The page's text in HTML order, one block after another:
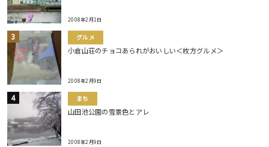
2008年2月1日
グルメ
小倉山荘のチョコあられがおいしい＜枚方グルメ＞
2008年2月9日
まち
山田池公園の雪景色とアレ
2008年2月9日